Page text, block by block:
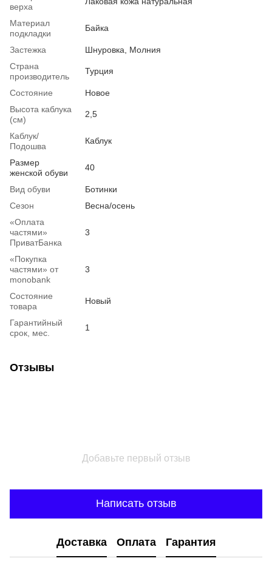
верха
Материал
подкладки
Байка
Застежка
Шнуровка, Молния
Страна
производитель
Турция
Состояние
Новое
Высота каблука
(см)
2,5
Каблук/
Подошва
Каблук
Размер
женской обуви
40
Вид обуви
Ботинки
Сезон
Весна/осень
«Оплата
частями»
ПриватБанка
3
«Покупка
частями» от
monobank
3
Состояние
товара
Новый
Гарантийный
срок, мес.
1
Отзывы
Добавьте первый отзыв
Написать отзыв
Доставка Оплата Гарантия